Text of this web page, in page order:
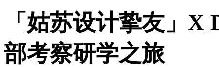
「姑苏设计挚友」X
部考察研学之旅